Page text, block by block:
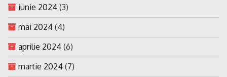
iunie 2024 (3)
mai 2024 (4)
aprilie 2024 (6)
martie 2024 (7)